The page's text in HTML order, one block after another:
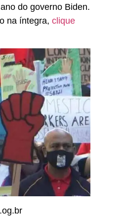
do governo Biden.
na íntegra, clique